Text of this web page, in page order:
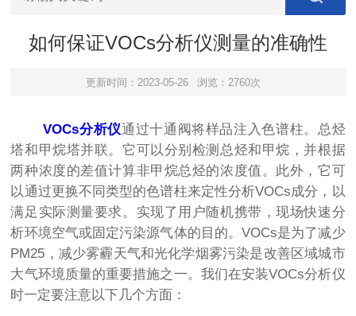
如何保证VOCs分析仪测量的准确性
更新时间：2023-05-26 浏览：2760次
VOCs分析仪通过十通阀将样品注入色谱柱。总烃
塔和甲烷塔并联。它可以分别检测总烃和甲烷，并根据
两种浓度的差值计算非甲烷总烃的浓度值。此外，它可
以通过更换不同类型的色谱柱来定性分析VOCs成分，以
满足实际测量要求。实现了用户随机携带，现场快速分
析环境空气或固定污染源气体的目的。VOCs是为了减少
PM25，减少雾霾天气和光化学烟雾污染是改善区域城市
大气环境质量的重要措施之一。我们在安装VOCs分析仪
时一定要注意以下几个方面：